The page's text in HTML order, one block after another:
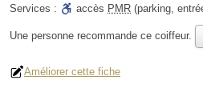
Services :
accès PMR (parking,
Une personne recommande ce coiffeur.
Améliorer cette fiche